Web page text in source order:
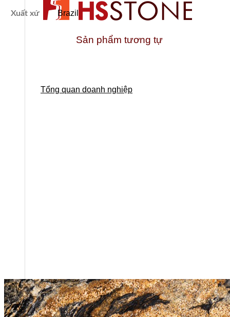
Tổng quan doanh nghiệp
Xuất xứ Brazil
Sản phẩm tương tự